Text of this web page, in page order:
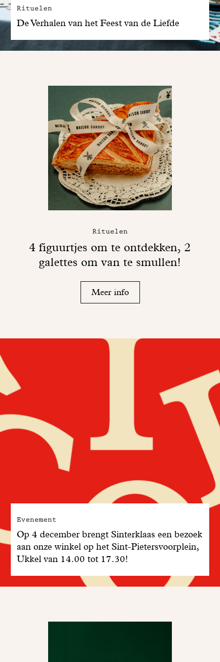
Rituelen
De Verhalen van het Feest van de Liefde
Rituelen
4 figuurtjes om te ontdekken, 2
galettes om van te smullen!
Meer info
Evenement
Op 4 december brengt Sinterklaas een bezoek
aan onze winkel op het Sint-Pietersvoorplein,
Ukkel van 14.00 tot 17.30!